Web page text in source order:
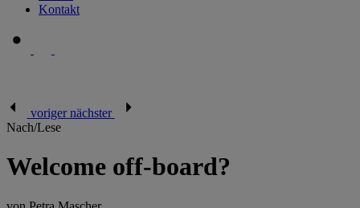
Kontakt
voriger nächster
Nach/Lese
Welcome off-board?